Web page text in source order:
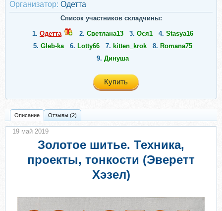
Организатор: Одетта
Список участников складчины:
1. Одетта 2. Светлана13 3. Ося1 4. Stasya16
5. Gleb-ka 6. Lotty66 7. kitten_krok 8. Romana75
9. Динуша
Купить
Описание Отзывы (2)
Золотое шитье. Техника,
проекты, тонкости (Эверетт
Хэзел)
19 май 2019